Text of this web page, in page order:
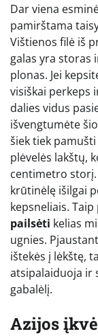
Dar viena
pamirštama
Vištienos filė iš
galas yra storas
plonas. Jei
visiškai perkeps
dalies vidus
išvengtumėte
šiek tiek
plėvelės lakštų,
centimetro
krūtinėlę išilgai
kepsneliais.
pailsėti kelias
ugnies.
ištekės į lėkštę,
atsipalaiduoja ir
gabalėlį.
Azijos